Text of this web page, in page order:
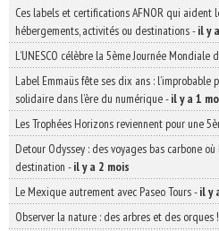
Ces labels et certifications AFNOR qui aident
hébergements, activités ou destinations-il y
L’UNESCO célèbre la 5ème Journée
Label Emmaüs fête ses dix ans : l’improbable
solidaire dans l’ère du numérique-il y a 1
Les Trophées Horizons reviennent pour une
Detour Odyssey : des voyages bas carbone où
destination -il y a 2 mois
Le Mexique autrement avec Paseo Tours-il y
Observer la nature : des arbres et des orques !